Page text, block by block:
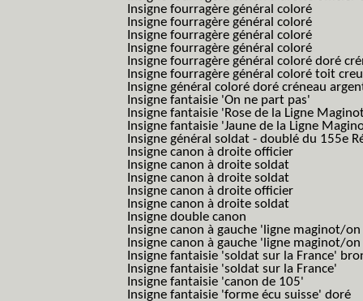
Insigne fourragère général coloré
Insigne fourragère général coloré
Insigne fourragère général coloré
Insigne fourragère général coloré
Insigne fourragère général coloré doré
Insigne fourragère général coloré toit
Insigne général coloré doré créneau
Insigne fantaisie 'On ne part pas'
Insigne fantaisie 'Rose de la Ligne
Insigne fantaisie 'Jaune de la Ligne
Insigne général soldat - doublé du 155e
Insigne canon à droite officier
Insigne canon à droite soldat
Insigne canon à droite soldat
Insigne canon à droite officier
Insigne canon à droite soldat
Insigne double canon
Insigne canon à gauche 'ligne maginot/
Insigne canon à gauche 'ligne maginot/
Insigne fantaisie 'soldat sur la France'
Insigne fantaisie 'soldat sur la France'
Insigne fantaisie 'canon de 105'
Insigne fantaisie 'forme écu suisse' doré